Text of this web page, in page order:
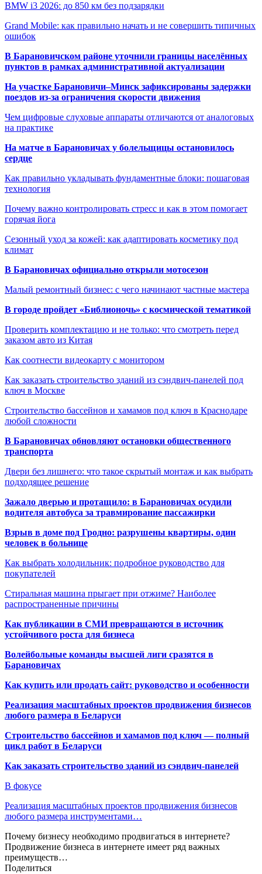
BMW i3 2026: до 850 км без подзарядки
Grand Mobile: как правильно начать и не совершить типичных
ошибок
В Барановичском районе уточнили границы населённых
пунктов в рамках административной актуализации
На участке Барановичи–Минск зафиксированы задержки
поездов из-за ограничения скорости движения
Чем цифровые слуховые аппараты отличаются от аналоговых
на практике
На матче в Барановичах у болельщицы остановилось
сердце
Как правильно укладывать фундаментные блоки: пошаговая
технология
Почему важно контролировать стресс и как в этом помогает
горячая йога
Сезонный уход за кожей: как адаптировать косметику под
климат
В Барановичах официально открыли мотосезон
Малый ремонтный бизнес: с чего начинают частные мастера
В городе пройдет «Библионочь» с космической тематикой
Проверить комплектацию и не только: что смотреть перед
заказом авто из Китая
Как соотнести видеокарту с монитором
Как заказать строительство зданий из сэндвич-панелей под
ключ в Москве
Строительство бассейнов и хамамов под ключ в Краснодаре
любой сложности
В Барановичах обновляют остановки общественного
транспорта
Двери без лишнего: что такое скрытый монтаж и как выбрать
подходящее решение
Зажало дверью и протащило: в Барановичах осудили
водителя автобуса за травмирование пассажирки
Взрыв в доме под Гродно: разрушены квартиры, один
человек в больнице
Как выбрать холодильник: подробное руководство для
покупателей
Стиральная машина прыгает при отжиме? Наиболее
распространенные причины
Как публикации в СМИ превращаются в источник
устойчивого роста для бизнеса
Волейбольные команды высшей лиги сразятся в
Барановичах
Как купить или продать сайт: руководство и особенности
Реализация масштабных проектов продвижения бизнесов
любого размера в Беларуси
Строительство бассейнов и хамамов под ключ — полный
цикл работ в Беларуси
Как заказать строительство зданий из сэндвич-панелей
В фокусе
Реализация масштабных проектов продвижения бизнесов
любого размера инструментами…
Почему бизнесу необходимо продвигаться в интернете?
Продвижение бизнеса в интернете имеет ряд важных
преимуществ…
Поделиться